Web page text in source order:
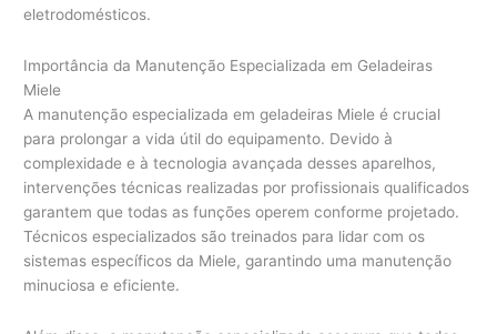
eletrodomésticos.
Importância da Manutenção Especializada em Geladeiras
Miele
A manutenção especializada em geladeiras Miele é crucial
para prolongar a vida útil do equipamento. Devido à
complexidade e à tecnologia avançada desses aparelhos,
intervenções técnicas realizadas por profissionais qualificados
garantem que todas as funções operem conforme projetado.
Técnicos especializados são treinados para lidar com os
sistemas específicos da Miele, garantindo uma manutenção
minuciosa e eficiente.